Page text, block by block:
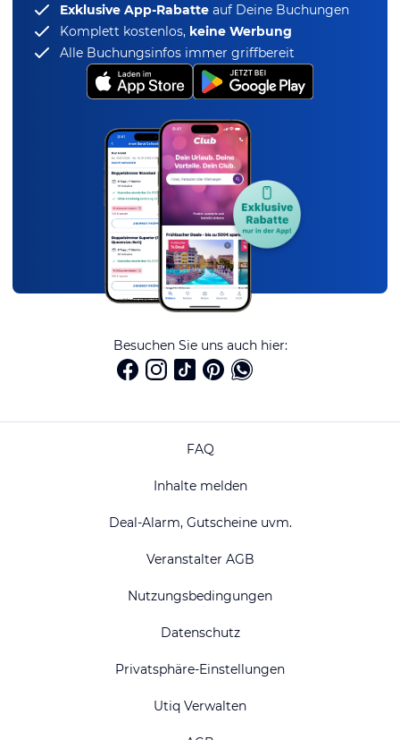
Exklusive App-Rabatte auf Deine Buchungen
Komplett kostenlos, keine Werbung
Alle Buchungsinfos immer griffbereit
Besuchen Sie uns auch hier:
FAQ
Inhalte melden
Deal-Alarm, Gutscheine uvm.
Veranstalter AGB
Nutzungsbedingungen
Datenschutz
Privatsphäre-Einstellungen
Utiq Verwalten